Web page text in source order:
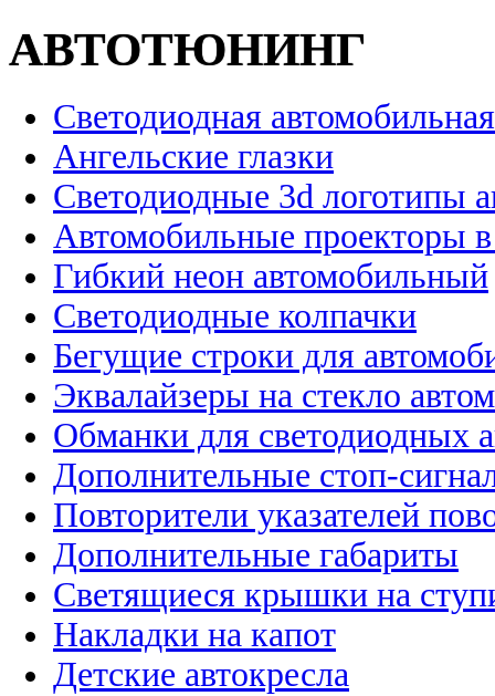
АВТОТЮНИНГ
Светодиодная
Ангельские глазки
Светодиодные 3d логотипы
Автомобильные проекторы
Гибкий неон автомобильный
Светодиодные колпачки
Бегущие строки для
Эквалайзеры на стекло
Обманки для светодиодных
Дополнительные стоп-
Повторители указателей
Дополнительные габариты
Светящиеся крышки на
Накладки на капот
Детские автокресла